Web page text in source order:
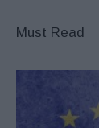
Must Read